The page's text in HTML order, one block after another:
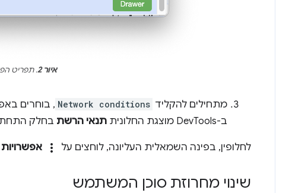
איור 2 . תפריט
מתחילים להקליד Network conditions , בוחרים
ב-DevTools מוצגת החלונית
תנאי הרשת בחלק
לחלופין, בפינה השמאלית העליונה, לוחצים על more_vert
שינוי מחרוזת סוכן המשתמש